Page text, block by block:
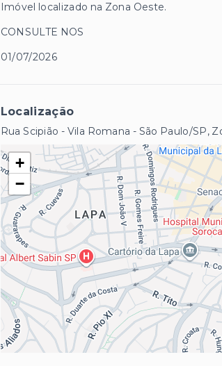
Imóvel localizado na Zona Oeste.
CONSULTE NOS
01/07/2026
Localização
Rua Scipião - Vila Romana - São Paulo/SP,
+
−